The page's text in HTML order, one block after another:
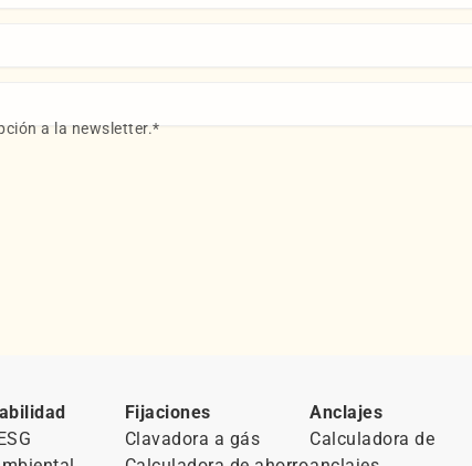
a la newsletter.*
Fijaciones
Clavadora a gás
Anclajes
Calculadora de